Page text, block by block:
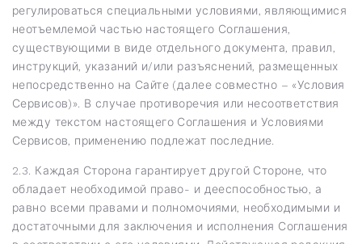
регулироваться специальными условиями, являющимися
неотъемлемой частью настоящего Соглашения,
существующими в виде отдельного документа, правил,
инструкций, указаний и/или разъяснений, размещенных
непосредственно на Сайте (далее совместно – «Условия
Сервисов)». В случае противоречия или несоответствия
между текстом настоящего Соглашения и Условиями
Сервисов, применению подлежат последние.
2.3. Каждая Сторона гарантирует другой Стороне, что
обладает необходимой право- и дееспособностью, а
равно всеми правами и полномочиями, необходимыми и
достаточными для заключения и исполнения Соглашения